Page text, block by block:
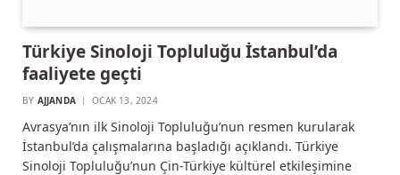
Türkiye Sinoloji Topluluğu İstanbul’da
faaliyete geçti
BY AJJANDA OCAK 13, 2024
Avrasya’nın ilk Sinoloji Topluluğu’nun resmen kurularak
İstanbul’da çalışmalarına başladığı açıklandı. Türkiye
Sinoloji Topluluğu’nun Çin-Türkiye kültürel etkileşimine